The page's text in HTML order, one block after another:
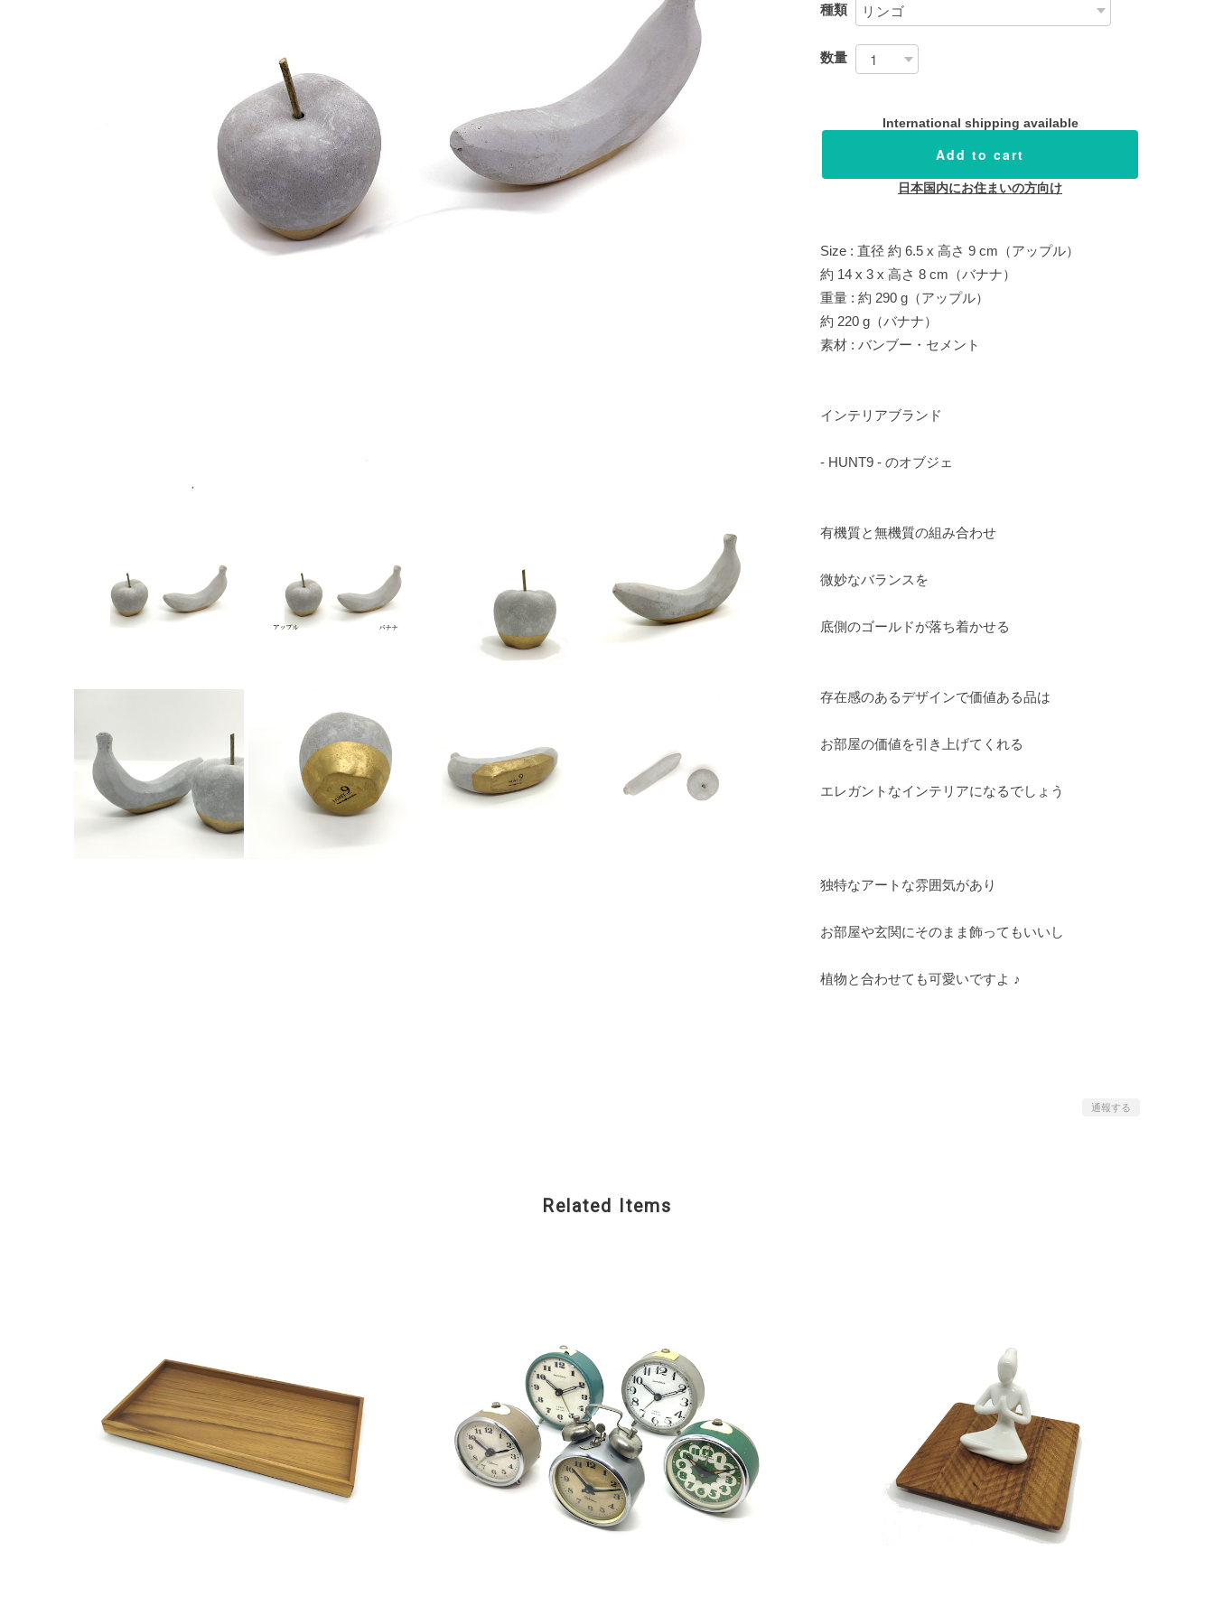
種類
数量
International shipping available
Add to cart
日本国内にお住まいの方向け
Size : 直径 約 6.5 x 高さ 9 cm（アップル）
約 14 x 3 x 高さ 8 cm（バナナ）
重量 : 約 290 g（アップル）
約 220 g（バナナ）
素材 : バンブー・セメント
インテリアブランド
- HUNT9 - のオブジェ
有機質と無機質の組み合わせ
微妙なバランスを
底側のゴールドが落ち着かせる
存在感のあるデザインで価値ある品は
お部屋の価値を引き上げてくれる
エレガントなインテリアになるでしょう
独特なアートな雰囲気があり
お部屋や玄関にそのまま飾ってもいいし
植物と合わせても可愛いですよ ♪
通報する
Related Items